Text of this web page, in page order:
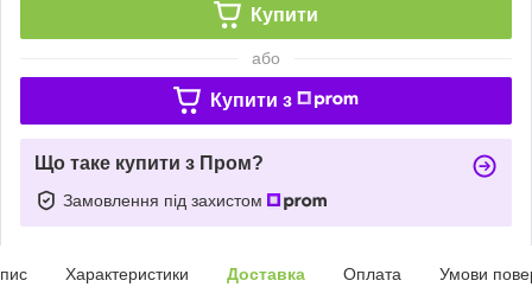
Купити
або
Купити з
Що таке купити з Пром?
Замовлення під захистом
Характеристики Доставка Оплата Умови